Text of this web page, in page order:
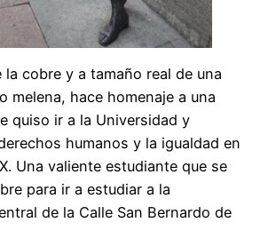
la cobre y a tamaño real de una
melena, hace homenaje a una
quiso ir a la Universidad y
humanos y la igualdad en
Una valiente estudiante que se
para ir a estudiar a la
de la Calle San Bernardo de